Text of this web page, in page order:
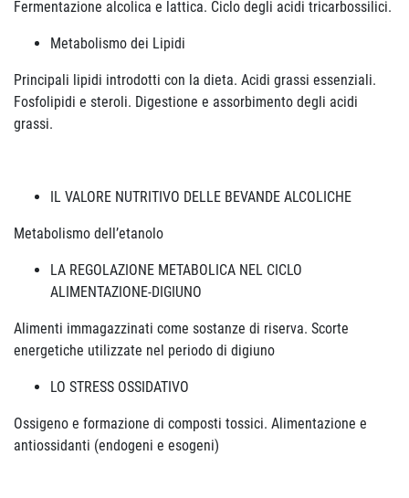
Fermentazione alcolica e lattica. Ciclo degli acidi tricarbossilici.
Metabolismo dei Lipidi
Principali lipidi introdotti con la dieta. Acidi grassi essenziali.
Fosfolipidi e steroli. Digestione e assorbimento degli acidi
grassi.
IL VALORE NUTRITIVO DELLE BEVANDE ALCOLICHE
Metabolismo dell’etanolo
LA REGOLAZIONE METABOLICA NEL CICLO
ALIMENTAZIONE-DIGIUNO
Alimenti immagazzinati come sostanze di riserva. Scorte
energetiche utilizzate nel periodo di digiuno
LO STRESS OSSIDATIVO
Ossigeno e formazione di composti tossici. Alimentazione e
antiossidanti (endogeni e esogeni)